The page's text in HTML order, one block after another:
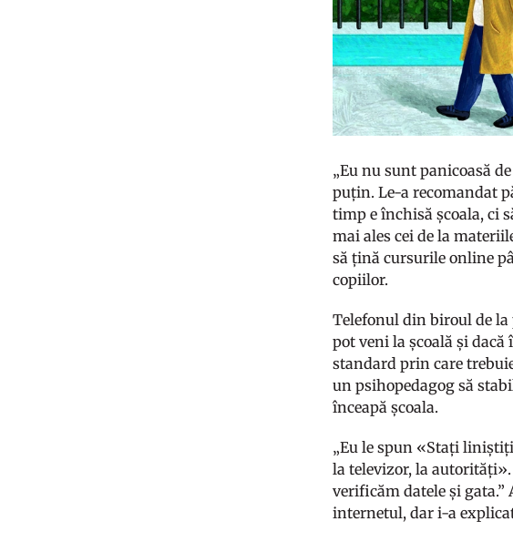
„Eu nu sunt panicoasă
puțin. Le-a recomandat
timp e închisă școala, ci
mai ales cei de la
să țină cursurile online
copiilor.
Telefonul din biroul de
pot veni la școală și
standard prin care
un psihopedagog să
înceapă școala.
„Eu le spun «Stați
la televizor, la autorități».
verificăm datele și
internetul, dar i-a